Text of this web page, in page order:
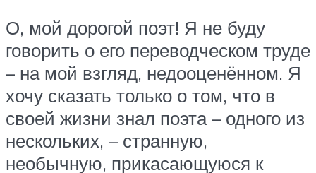
О, мой дорогой поэт! Я не буду
говорить о его переводческом труде
– на мой взгляд, недооценённом. Я
хочу сказать только о том, что в
своей жизни знал поэта – одного из
нескольких, – странную,
необычную, прикасающуюся к